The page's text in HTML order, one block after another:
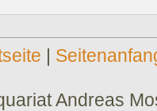
|
Andreas